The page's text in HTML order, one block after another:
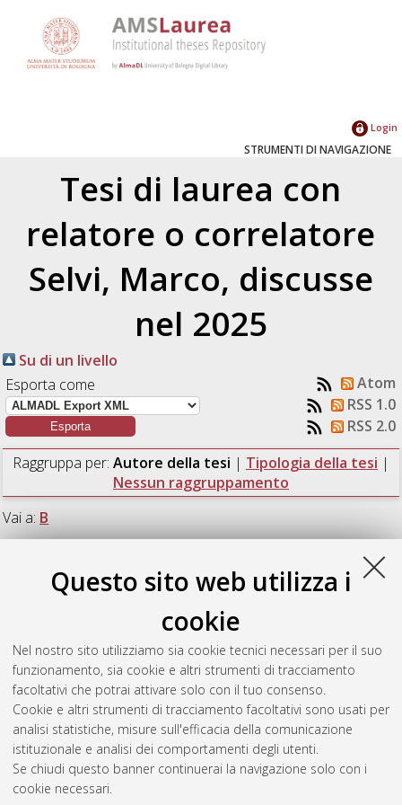
Questo sito web utilizza i
cookie
Nel nostro sito utilizziamo sia cookie tecnici necessari per il suo
funzionamento, sia cookie e altri strumenti di tracciamento
facoltativi che potrai attivare solo con il tuo consenso.
Cookie e altri strumenti di tracciamento facoltativi sono usati per
analisi statistiche, misure sull'efficacia della comunicazione
istituzionale e analisi dei comportamenti degli utenti.
Se chiudi questo banner continuerai la navigazione solo con i
cookie necessari.
Login
STRUMENTI DI NAVIGAZIONE
Tesi di laurea con
relatore o correlatore
Selvi, Marco, discusse
nel 2025
Su di un livello
Esporta come
Atom
RSS 1.0
RSS 2.0
Raggruppa per: Autore della tesi | Tipologia della tesi |
Nessun raggruppamento
Vai a: B
Barahona Roda, Ana(2025)Neutrino physics with the
XENONnT Water Cherenkov Veto.[Laurea magistrale],
Università di Bologna, Corso di Studio inPhysics [LM-DM270]
Questa lista e' stata generata ilSun Aug 9 12:06:18 2026
CEST